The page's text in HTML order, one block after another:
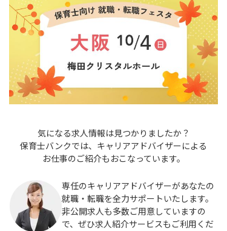
気になる求人情報は見つかりましたか？
保育士バンクでは、キャリアアドバイザーによる
お仕事のご紹介もおこなっています。
専任のキャリアアドバイザーがあなたの
就職・転職を全力サポートいたします。
非公開求人も多数ご用意していますの
で、ぜひ求人紹介サービスもご利用くだ